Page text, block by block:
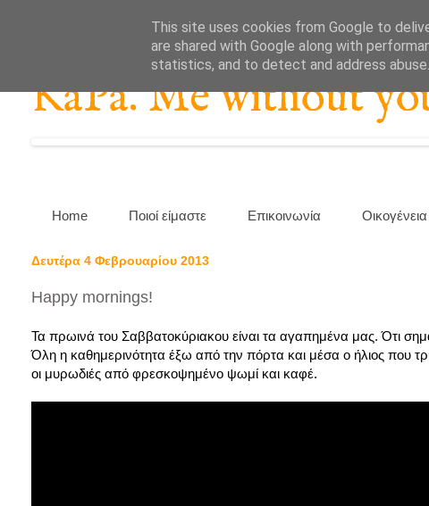
KaPa. Me without
Home Ποιοί είμαστε Επικοινωνία Οικογένεια
Δευτέρα 4 Φεβρουαρίου 2013
Happy mornings!
Τα πρωινά του Σαββατοκύριακου είναι τα αγαπημένα μας. Ότι
Όλη η καθημερινότητα έξω από την πόρτα και μέσα ο ήλιος που
οι μυρωδιές από φρεσκοψημένο ψωμί και καφέ.
This site uses cookies from Google to
are shared with Google along with
statistics, and to detect and address abuse.